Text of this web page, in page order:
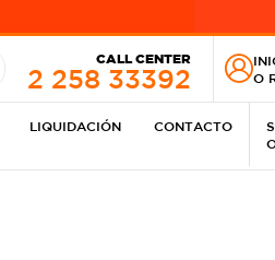
CALL CENTER
2 258 33392
O
LIQUIDACIÓN CONTACTO